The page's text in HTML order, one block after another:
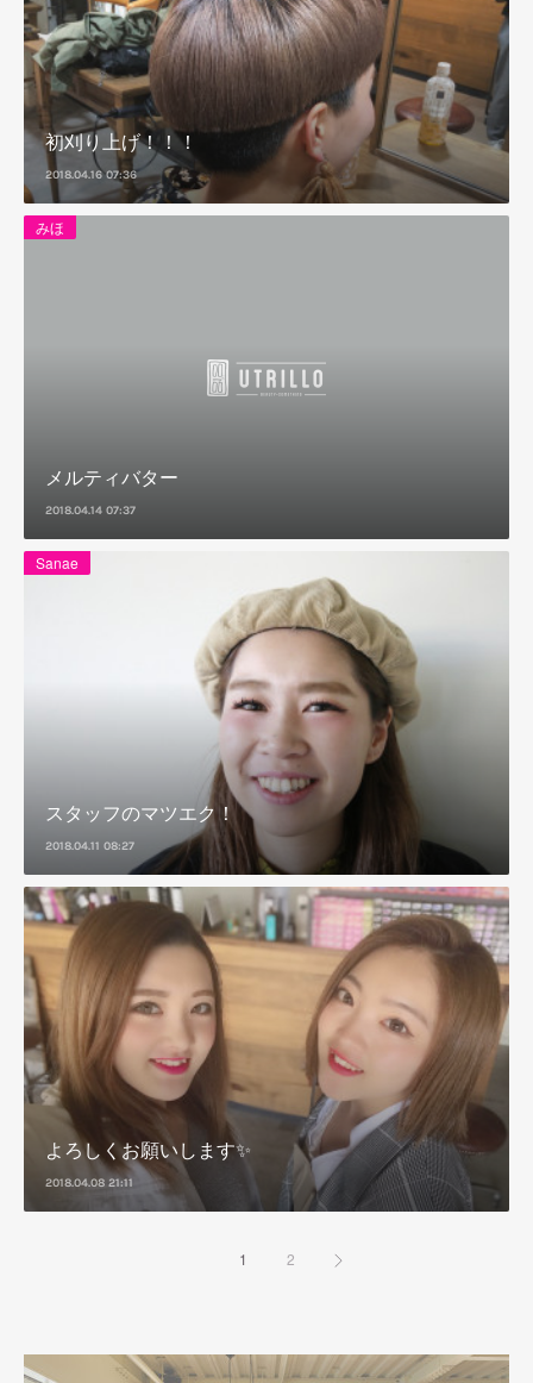
初刈り上げ！！！
2018.04.16 07:36
みほ
メルティバター
2018.04.14 07:37
Sanae
スタッフのマツエク！
2018.04.11 08:27
よろしくお願いします✨
2018.04.08 21:11
1 2